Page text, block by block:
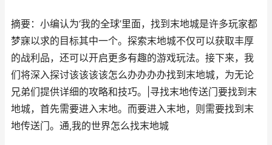
摘要：小编认为‘我的全球’里面，找到末地城是许多玩家都
梦寐以求的目标其中一个。探索末地城不仅可以获取丰厚
的战利品，还可以开启更多有趣的游戏玩法。接下来，我
们将深入探讨该该该该怎么办办办办找到末地城，为无论
兄弟们提供详细的攻略和技巧。|寻找末地传送门要找到末
地城，首先需要进入末地。而要进入末地，则需要找到末
地传送门。通,我的世界怎么找末地城